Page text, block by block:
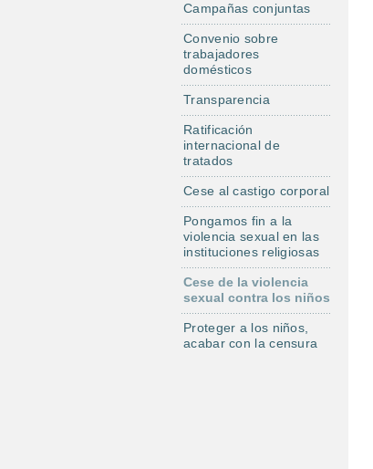
Campañas conjuntas
Convenio sobre
trabajadores
domésticos
Transparencia
Ratificación
internacional de
tratados
Cese al castigo corporal
Pongamos fin a la
violencia sexual en las
instituciones religiosas
Cese de la violencia
sexual contra los niños
Proteger a los niños,
acabar con la censura